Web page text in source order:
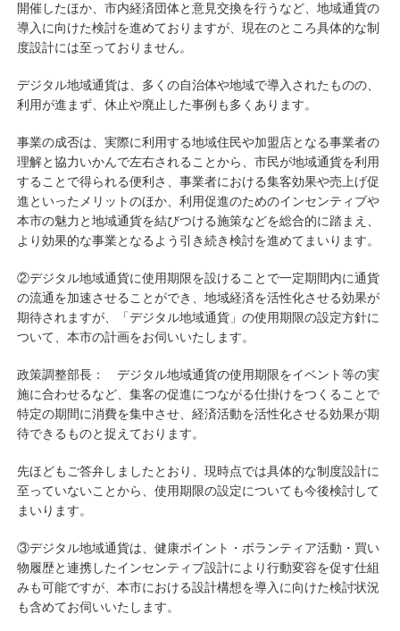
開催したほか、市内経済団体と意見交換を行うなど、地域通貨の
導入に向けた検討を進めておりますが、現在のところ具体的な制
度設計には至っておりません。
デジタル地域通貨は、多くの自治体や地域で導入されたものの、
利用が進まず、休止や廃止した事例も多くあります。
事業の成否は、実際に利用する地域住民や加盟店となる事業者の
理解と協力いかんで左右されることから、市民が地域通貨を利用
することで得られる便利さ、事業者における集客効果や売上げ促
進といったメリットのほか、利用促進のためのインセンティブや
本市の魅力と地域通貨を結びつける施策などを総合的に踏まえ、
より効果的な事業となるよう引き続き検討を進めてまいります。
②デジタル地域通貨に使用期限を設けることで一定期間内に通貨
の流通を加速させることができ、地域経済を活性化させる効果が
期待されますが、「デジタル地域通貨」の使用期限の設定方針に
ついて、本市の計画をお伺いいたします。
政策調整部長： デジタル地域通貨の使用期限をイベント等の実
施に合わせるなど、集客の促進につながる仕掛けをつくることで
特定の期間に消費を集中させ、経済活動を活性化させる効果が期
待できるものと捉えております。
先ほどもご答弁しましたとおり、現時点では具体的な制度設計に
至っていないことから、使用期限の設定についても今後検討して
まいります。
③デジタル地域通貨は、健康ポイント・ボランティア活動・買い
物履歴と連携したインセンティブ設計により行動変容を促す仕組
みも可能ですが、本市における設計構想を導入に向けた検討状況
も含めてお伺いいたします。